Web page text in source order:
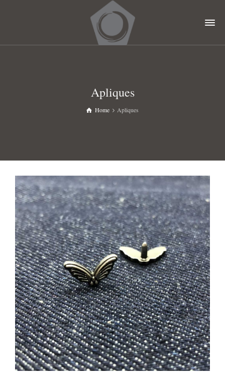
Apliques
Home Apliques